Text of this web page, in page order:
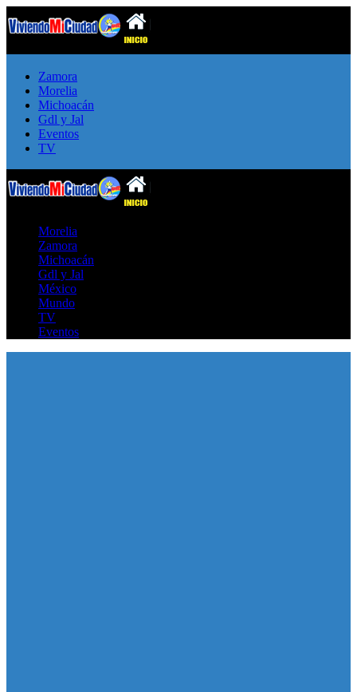
Zamora
Morelia
Michoacán
Gdl y Jal
Eventos
TV
Morelia
Zamora
Michoacán
Gdl y Jal
México
Mundo
TV
Eventos